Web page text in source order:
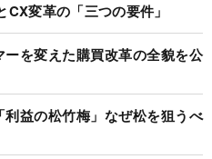
変革の「三つの要件」
を変えた購買改革の全貌を公
益の松竹梅」なぜ松を狙うべ